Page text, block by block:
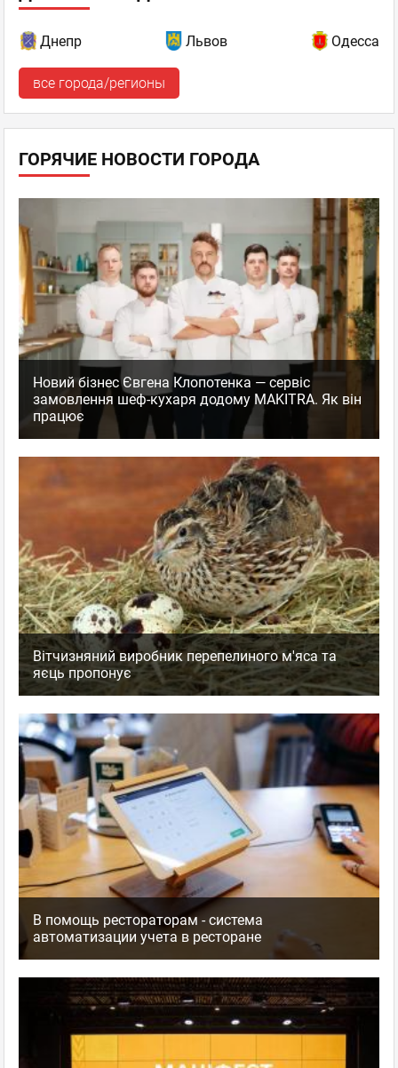
Днепр Львов Одесса
все города/регионы
ГОРЯЧИЕ НОВОСТИ ГОРОДА
Новий бізнес Євгена Клопотенка — сервіс
замовлення шеф-кухаря додому MAKITRA. Як він
працює
Вітчизняний виробник перепелиного м'яса та
яєць пропонує
В помощь рестораторам - система
автоматизации учета в ресторане